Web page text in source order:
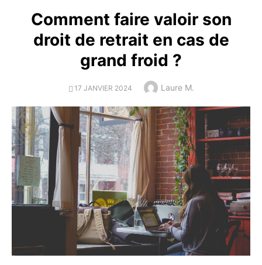
Comment faire valoir son
droit de retrait en cas de
grand froid ?
POSTED
17 JANVIER 2024 Author
Laure M.